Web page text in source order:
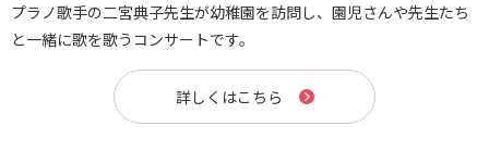
プラノ歌手の二宮典子先生が幼稚園を訪問し、園児さんや先生たち
と一緒に歌を歌うコンサートです。
詳しくはこちら